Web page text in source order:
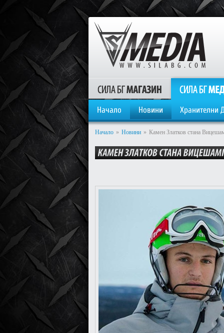
Начало Новини Хранителни
Начало » Новини » Камен Златков стана